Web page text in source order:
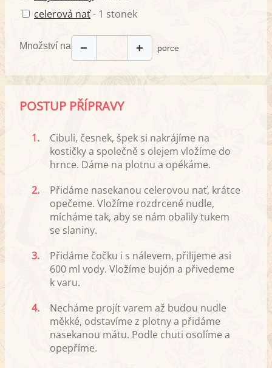
celerová nať- 1 stonek
Množství na − + porce
POSTUP PŘÍPRAVY
1.
Cibuli, česnek, špek si nakrájíme na
kostičky a společně s olejem vložíme do
hrnce. Dáme na plotnu a opékáme.
2.
Přidáme nasekanou celerovou nať, krátce
opečeme. Vložíme rozdrcené nudle,
mícháme tak, aby se nám obalily tukem
se slaniny.
3.
Přidáme čočku i s nálevem, přilijeme asi
600 ml vody. Vložíme bujón a přivedeme
k varu.
4.
Necháme projít varem až budou nudle
měkké, odstavíme z plotny a přidáme
nasekanou mátu. Podle chuti osolíme a
opepříme.